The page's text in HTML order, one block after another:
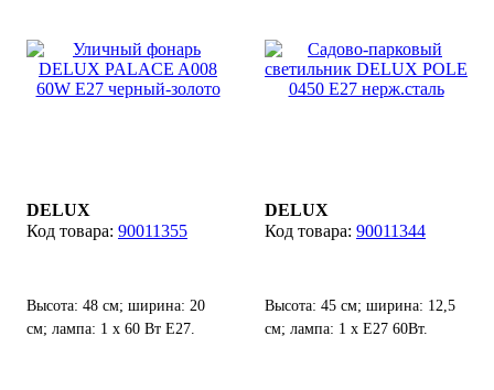
DELUX
90011355
Высота: 48 см; ширина: 20
см; лампа: 1 х 60 Вт Е27.
DELUX
90011344
Высота: 45 см; ширина: 12,5
см; лампа: 1 х Е27 60Вт.